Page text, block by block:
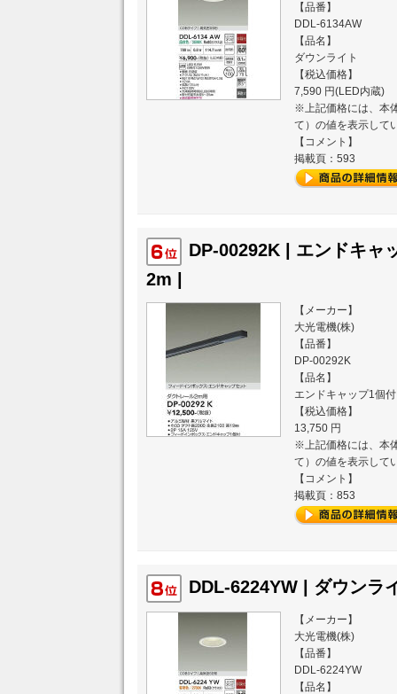
【品番】
DDL-6134AW
【品名】
ダウンライト
【税込価格】
7,590 円(LED内蔵)
※上記価格には、本
て）の値を表示して
【コメント】
掲載頁：593
DP-00292K | エンドキャ
2m |
【メーカー】
大光電機(株)
【品番】
DP-00292K
【品名】
エンドキャップ1個
【税込価格】
13,750 円
※上記価格には、本
て）の値を表示して
【コメント】
掲載頁：853
DDL-6224YW | ダウンラ
【メーカー】
大光電機(株)
【品番】
DDL-6224YW
【品名】